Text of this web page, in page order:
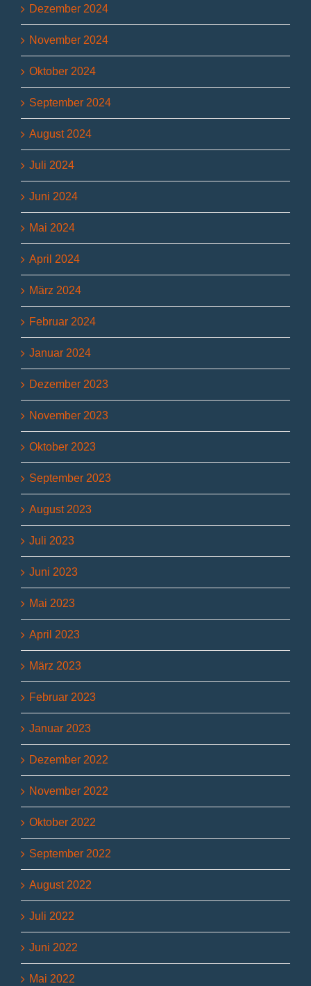
Dezember 2024
November 2024
Oktober 2024
September 2024
August 2024
Juli 2024
Juni 2024
Mai 2024
April 2024
März 2024
Februar 2024
Januar 2024
Dezember 2023
November 2023
Oktober 2023
September 2023
August 2023
Juli 2023
Juni 2023
Mai 2023
April 2023
März 2023
Februar 2023
Januar 2023
Dezember 2022
November 2022
Oktober 2022
September 2022
August 2022
Juli 2022
Juni 2022
Mai 2022